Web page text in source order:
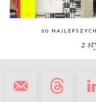
20
2